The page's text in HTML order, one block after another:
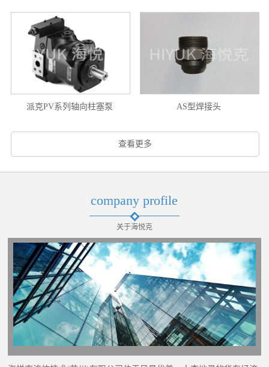
派克PV系列轴向柱塞泵 AS型焊接头
查看更多
company profile
关于海悦克